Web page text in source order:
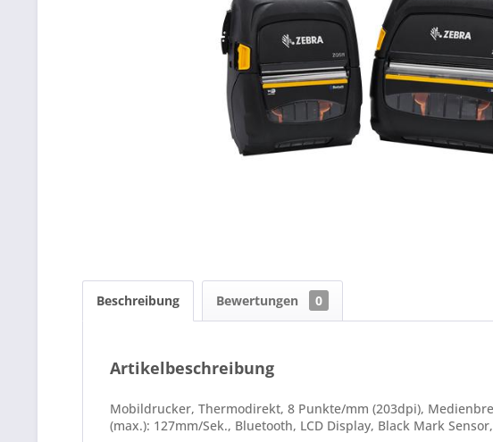
Beschreibung Bewertungen 0
Artikelbeschreibung
Mobildrucker, Thermodirekt, 8 Punkte/mm (203dpi),
(max.): 127mm/Sek., Bluetooth, LCD Display, Black Mark